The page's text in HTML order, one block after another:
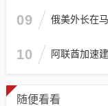
09 俄美外长在
10 阿联酋加速
随便看看